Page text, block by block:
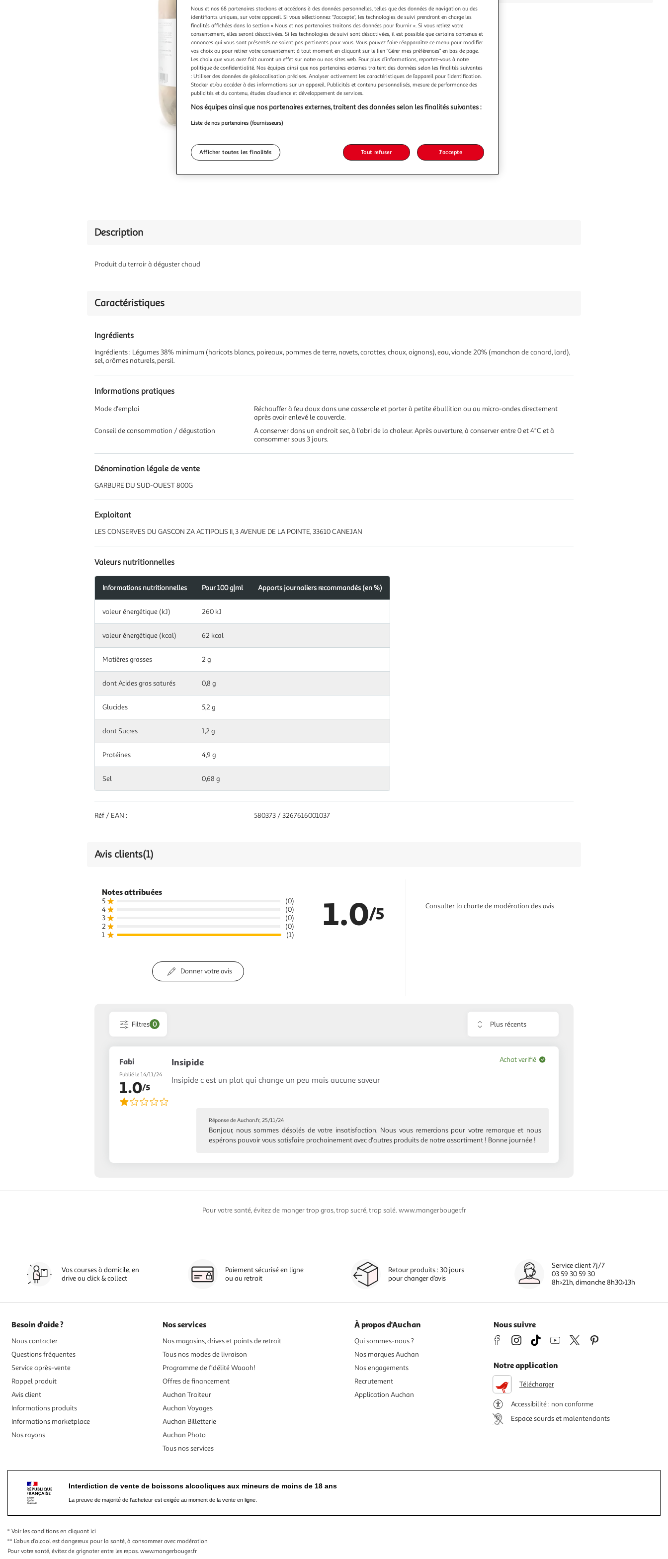
Description
Produit du terroir à déguster chaud
Caractéristiques
Ingrédients
Ingrédients : Légumes 38% minimum (haricots blancs, poireaux, pommes de terre, navets, carottes, choux, oignons), eau, viande 20% (manchon de canard, lard),
sel, arômes naturels, persil.
Informations pratiques
Mode d'emploi
Réchauffer à feu doux dans une casserole et porter à petite ébullition ou au micro-ondes directement
après avoir enlevé le couvercle.
Conseil de consommation / dégustation
A conserver dans un endroit sec, à l'abri de la chaleur. Après ouverture, à conserver entre 0 et 4°C et à
consommer sous 3 jours.
Dénomination légale de vente
GARBURE DU SUD-OUEST 800G
Exploitant
LES CONSERVES DU GASCON ZA ACTIPOLIS II, 3 AVENUE DE LA POINTE, 33610 CANEJAN
Valeurs nutritionnelles
nutritionnelles
pour
g|ml
Informations nutritionnelles Pour 100 g|ml Apports journaliers recommandés (en %)
valeur énergétique (kJ) 260 kJ
valeur énergétique (kcal) 62 kcal
Matières grasses 2 g
dont Acides gras saturés 0,8 g
Glucides 5,2 g
dont Sucres 1,2 g
Protéines 4,9 g
Sel 0,68 g
Réf / EAN : 580373 / 3267616001037
Avis clients(1)
Notes attribuées
5
(0)
4
(0)
3
(0)
2
(0)
1
(1)
1.0/5
Donner votre avis
Consulter la charte de modération des avis
Filtres 0
Trier
avis
Fabi
Publié le 14/11/24
1.0/5
Insipide
Insipide c est un plat qui change un peu mais aucune saveur
Réponse de Auchan.fr, 25/11/24
Bonjour, nous sommes désolés de votre insatisfaction. Nous vous remercions pour votre remarque et nous
espérons pouvoir vous satisfaire prochainement avec d'autres produits de notre assortiment ! Bonne journée !
Achat verifié
Pour votre santé, évitez de manger trop gras, trop sucré, trop salé. www.mangerbouger.fr
Vos courses à domicile, en
drive ou click & collect
Paiement sécurisé en ligne
ou au retrait
Retour produits : 30 jours
pour changer d’avis
Service client 7j/7
03 59 30 59 30
8h>21h, dimanche 8h30>13h
Besoin d'aide ?
Nous contacter
Questions fréquentes
Service après-vente
Rappel produit
Avis client
Informations produits
Informations marketplace
Nos rayons
Nos services
Nos magasins, drives et points de retrait
Tous nos modes de livraison
Programme de fidélité Waaoh!
Offres de financement
Auchan Traiteur
Auchan Voyages
Auchan Billetterie
Auchan Photo
Tous nos services
À propos d'Auchan
Qui sommes-nous ?
Nos marques Auchan
Nos engagements
Recrutement
Application Auchan
Nous suivre
Notre application
Télécharger
Accessibilité : non conforme
Espace sourds et malentendants
Interdiction de vente de boissons alcooliques aux mineurs de moins de 18 ans
La preuve de majorité de l'acheteur est exigée au moment de la vente en ligne.
* Voir les conditions en cliquant ici
** L’abus d’alcool est dangereux pour la santé, à consommer avec modération
Pour votre santé, évitez de grignoter entre les repas. www.mangerbouger.fr
Nous et nos 68 partenaires stockons et accédons à des données personnelles, telles que des données de navigation ou des
identifiants uniques, sur votre appareil. Si vous sélectionnez "J'accepte", les technologies de suivi prendront en charge les
finalités affichées dans la section « Nous et nos partenaires traitons des données pour fournir ». Si vous retirez votre
consentement, elles seront désactivées. Si les technologies de suivi sont désactivées, il est possible que certains contenus et
annonces qui vous sont présentés ne soient pas pertinents pour vous. Vous pouvez faire réapparaître ce menu pour modifier
vos choix ou pour retirer votre consentement à tout moment en cliquant sur le lien "Gérer mes préférences" en bas de page.
Les choix que vous avez fait auront un effet sur notre ou nos sites web. Pour plus d’informations, reportez-vous à notre
politique de confidentialité. Nos équipes ainsi que nos partenaires externes traitent des données selon les finalités suivantes
: Utiliser des données de géolocalisation précises. Analyser activement les caractéristiques de l’appareil pour l’identification.
Stocker et/ou accéder à des informations sur un appareil. Publicités et contenu personnalisés, mesure de performance des
publicités et du contenu, études d’audience et développement de services.
Nos équipes ainsi que nos partenaires externes, traitent des données selon les finalités suivantes :
Liste de nos partenaires (fournisseurs)
Afficher toutes les finalités Tout refuser J'accepte